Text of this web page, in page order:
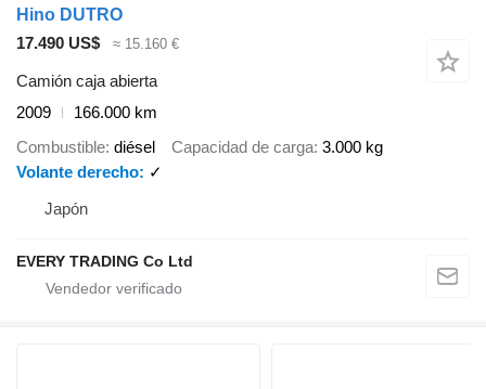
Hino DUTRO
17.490 US$
≈ 15.160 €
Camión caja abierta
2009
166.000 km
Combustible diésel Capacidad de carga 3.000 kg
Volante derecho
✓
Japón
EVERY TRADING Co Ltd